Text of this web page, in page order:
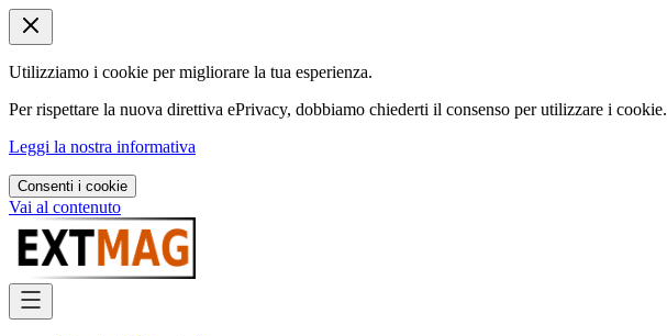
Utilizziamo i cookie per migliorare la tua esperienza.
Per rispettare la nuova direttiva ePrivacy, dobbiamo chiederti il consenso per utilizzare i cookie.
Leggi la nostra informativa
Consenti i cookie
Vai al contenuto